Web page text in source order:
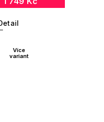
Více
variant